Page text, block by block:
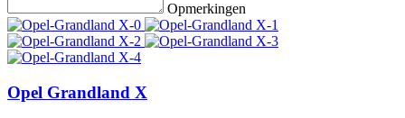
Opmerkingen
Opel Grandland X